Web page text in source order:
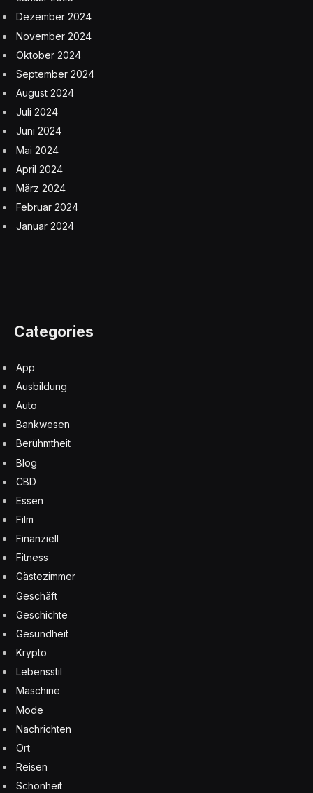
Dezember 2024
November 2024
Oktober 2024
September 2024
August 2024
Juli 2024
Juni 2024
Mai 2024
April 2024
März 2024
Februar 2024
Januar 2024
Categories
App
Ausbildung
Auto
Bankwesen
Berühmtheit
Blog
CBD
Essen
Film
Finanziell
Fitness
Gästezimmer
Geschäft
Geschichte
Gesundheit
Krypto
Lebensstil
Maschine
Mode
Nachrichten
Ort
Reisen
Schönheit